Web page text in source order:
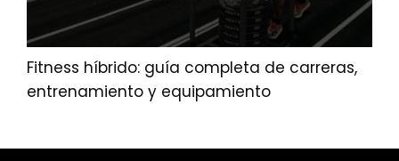
Fitness híbrido: guía completa de carreras,
entrenamiento y equipamiento